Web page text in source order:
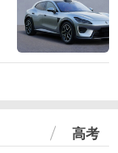
高考